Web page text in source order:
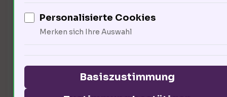
Erhöhung, aber 45% sind dagegen.
Die Herausforderung liegt darin,
einen Konsens zu finden. Wie
können wir eine nachhaltige und
Personalisierte Cookies
Merken sich Ihre Auswahl
Basiszustimmung